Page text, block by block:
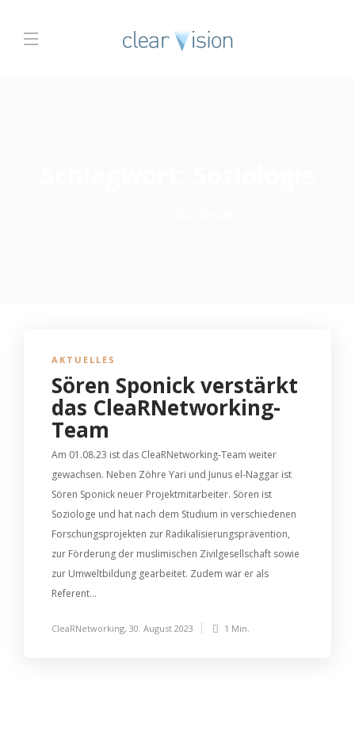
AKTUELLES
Sören Sponick verstärkt
das CleaRNetworking-
Team
Am 01.08.23 ist das CleaRNetworking-Team weiter
gewachsen. Neben Zöhre Yari und Junus el-Naggar ist
Sören Sponick neuer Projektmitarbeiter. Sören ist
Soziologe und hat nach dem Studium in verschiedenen
Forschungsprojekten zur Radikalisierungsprävention,
zur Förderung der muslimischen Zivilgesellschaft sowie
zur Umweltbildung gearbeitet. Zudem war er als
Referent...
CleaRNetworking, 30. August 2023 1 Min.